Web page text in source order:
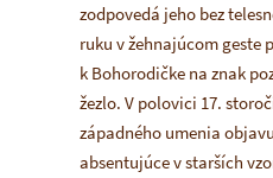
zodpovedá jeho bez
ruku v žehnajúcom geste
k Bohorodičke na znak
žezlo. V polovici 17.
západného umenia
absentujúce v starších